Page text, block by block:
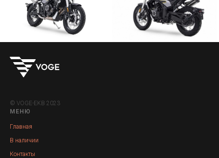
© VOGE-EKB 2023
МЕНЮ
Главная
В наличии
Контакты